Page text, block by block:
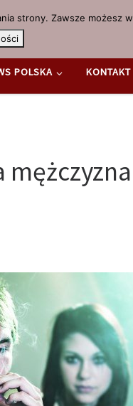
POLSKA KONTAKT
strony. Zawsze możesz